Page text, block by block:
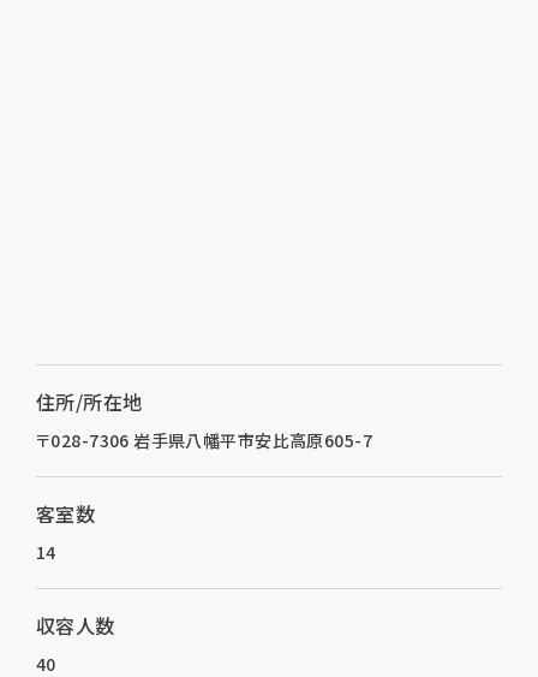
住所/所在地
〒028-7306 岩手県八幡平市安比高原605-7
客室数
14
収容人数
40